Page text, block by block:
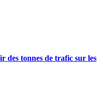
des tonnes de trafic sur les